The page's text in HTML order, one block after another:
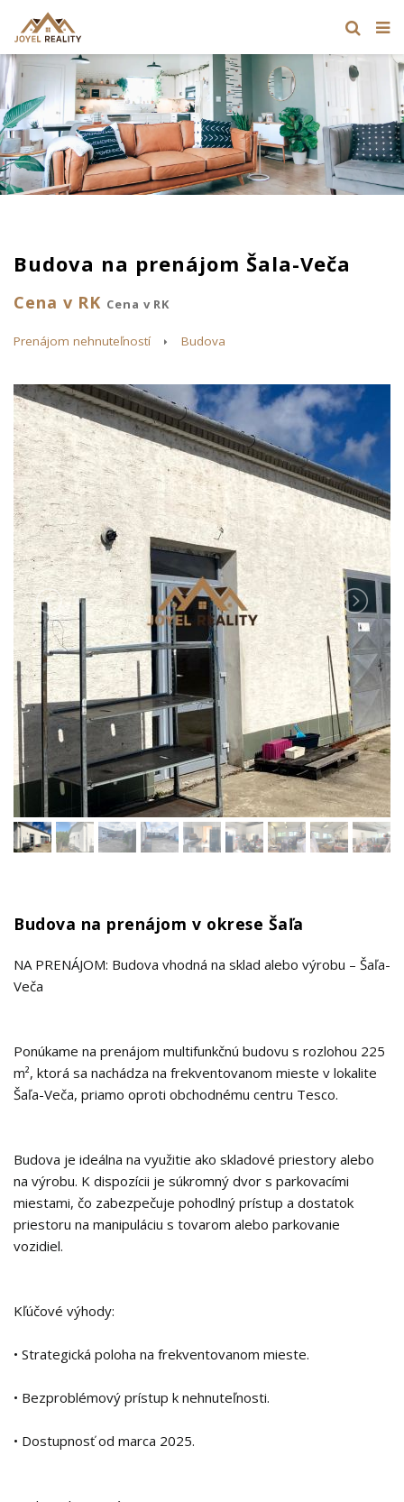
Budova na prenájom Šala-Veča
Cena v RK Cena v RK
Prenájom nehnuteľností Budova
Budova na prenájom v okrese Šaľa
NA PRENÁJOM: Budova vhodná na sklad alebo výrobu – Šaľa-
Veča
Ponúkame na prenájom multifunkčnú budovu s rozlohou 225
m², ktorá sa nachádza na frekventovanom mieste v lokalite
Šaľa-Veča, priamo oproti obchodnému centru Tesco.
Budova je ideálna na využitie ako skladové priestory alebo
na výrobu. K dispozícii je súkromný dvor s parkovacími
miestami, čo zabezpečuje pohodlný prístup a dostatok
priestoru na manipuláciu s tovarom alebo parkovanie
vozidiel.
Kľúčové výhody:
• Strategická poloha na frekventovanom mieste.
• Bezproblémový prístup k nehnuteľnosti.
• Dostupnosť od marca 2025.